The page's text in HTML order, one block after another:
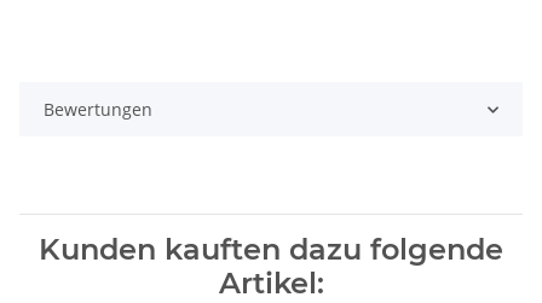
Bewertungen
Kunden kauften dazu folgende
Artikel: